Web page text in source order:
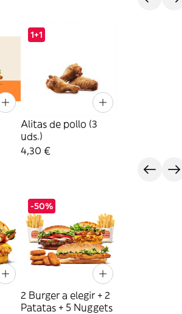
1+1
Alitas de pollo (3
uds.)
4,30 €
-50%
2 Burger a elegir + 2
Patatas + 5 Nuggets